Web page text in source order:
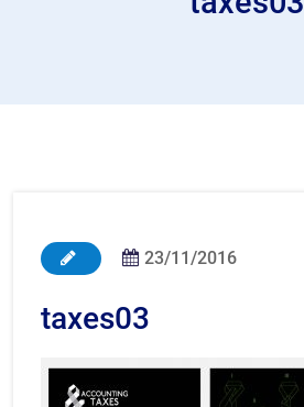
23/11/2016
taxes03